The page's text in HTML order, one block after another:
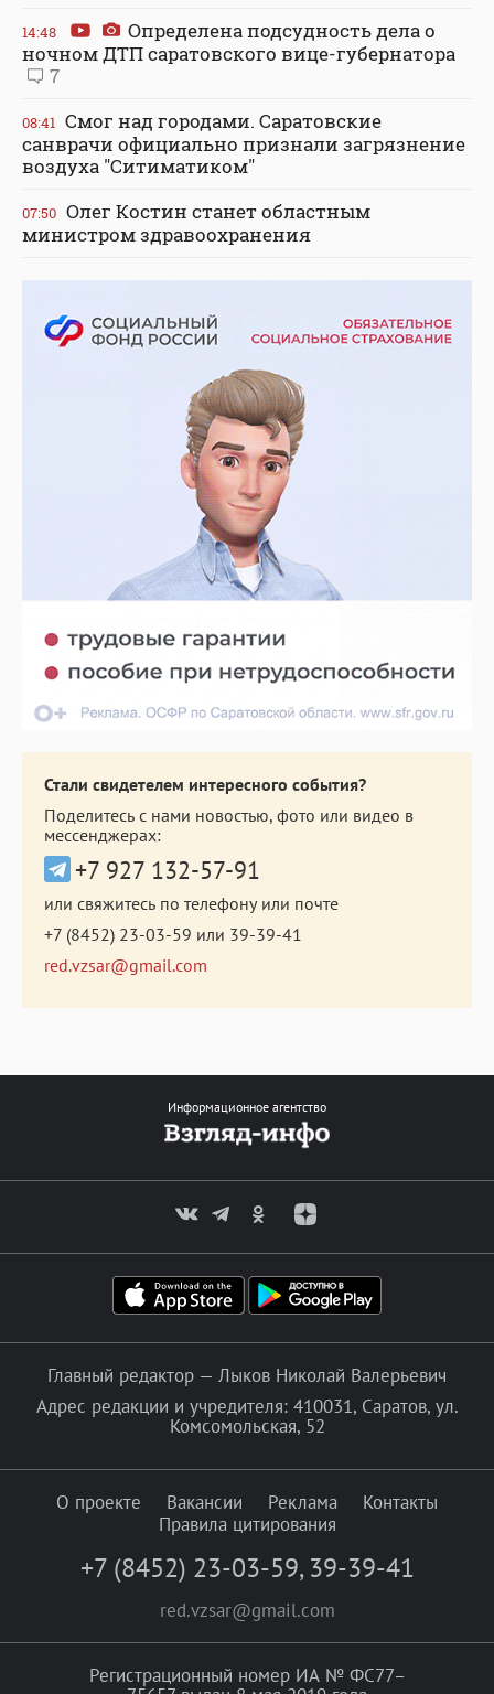
14:48
Определена подсудность дела о
ночном ДТП саратовского вице-губернатора
7
08:41 Смог над городами. Саратовские
санврачи официально признали загрязнение
воздуха "Ситиматиком"
07:50 Олег Костин станет областным
министром здравоохранения
Стали свидетелем интересного события?
Поделитесь с нами новостью, фото или видео в
мессенджерах:
+7 927 132-57-91
или свяжитесь по телефону или почте
+7 (8452) 23-03-59 или 39-39-41
red.vzsar@gmail.com
Информационное агентство
Главный редактор — Лыков Николай Валерьевич
Адрес редакции и учредителя: 410031, Саратов, ул.
Комсомольская, 52
О проекте Вакансии Реклама
Контакты
Правила цитирования
+7 (8452) 23-03-59, 39-39-41
red.vzsar@gmail.com
Регистрационный номер ИА № ФС77–